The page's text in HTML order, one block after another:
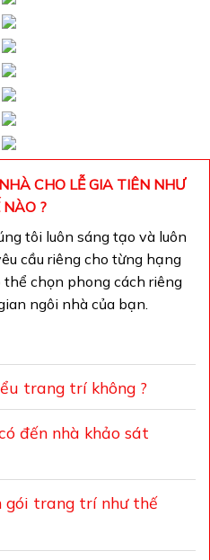
CHO LỄ GIA TIÊN NHƯ
NÀO ?
tôi luôn sáng tạo và luôn
cầu riêng cho từng hạng
chọn phong cách riêng
ngôi nhà của bạn.
trang trí không ?
đến nhà khảo sát
gói trang trí như thế